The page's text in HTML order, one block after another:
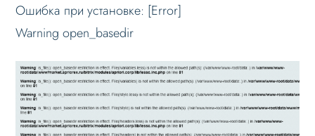
Перед установкой
Установка в демо-лаборатории Битрикс
Установка решения
Основные шаги
Настройка на хостинге
Ошибка при установке: [Error]
Warning open_basedir